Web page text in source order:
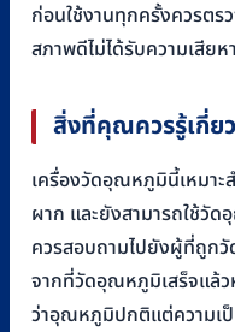
ก่อนใช้งานทุกครั้งควรต
สภาพดีไม่ได้รับความเสียห
สิ่งที่คุณควรรู้เกี่ย
เครื่องวัดอุณหภูมินี้เหมา
ผาก และยังสามารถใช้
ควรสอบถามไปยังผู้ที่ถูก
จากที่วัดอุณหภูมิเสร็จแล้
ว่าอุณหภูมิปกติแต่ความเป็